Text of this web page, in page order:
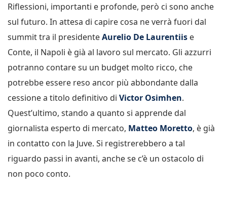
Riflessioni, importanti e profonde, però ci sono anche
sul futuro. In attesa di capire cosa ne verrà fuori dal
summit tra il presidenteAurelio De Laurentiis e
Conte, il Napoli è già al lavoro sul mercato. Gli azzurri
potranno contare su un budget molto ricco, che
potrebbe essere reso ancor più abbondante dalla
cessione a titolo definitivo di Victor Osimhen.
Quest’ultimo, stando a quanto si apprende dal
giornalista esperto di mercato, Matteo Moretto, è già
in contatto con la Juve. Si registrerebbero a tal
riguardo passi in avanti, anche se c’è un ostacolo di
non poco conto.